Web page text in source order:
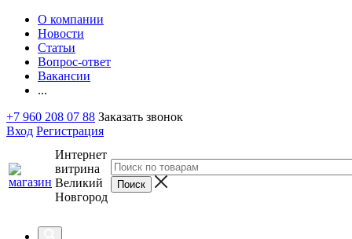
О компании
Новости
Статьи
Вопрос-ответ
Вакансии
...
+7 960 208 07 88 Заказать звонок
Вход Регистрация
Интернет
витрина
Великий
Новгород